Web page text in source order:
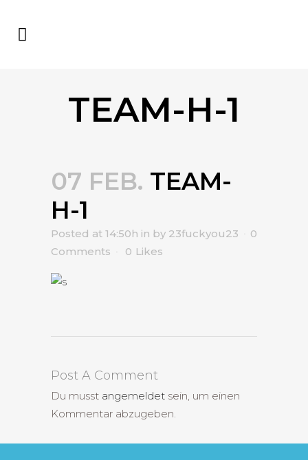
TEAM-H-1
07 FEB. TEAM-
H-1
Posted at 14:50h in by 23fuckyou23
0
Comments
0 Likes
Post A Comment
Du musst angemeldet sein, um einen
Kommentar abzugeben.